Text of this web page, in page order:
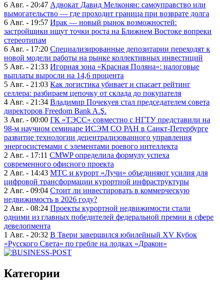
6 Авг. - 20:47 Адвокат Давид Мелконян: самоуправство или
вымогательство — где проходит граница при возврате долга
6 Авг. - 19:57 Ирак — новый рынок возможностей:
застройщики ищут точки роста на Ближнем Востоке вопреки
стереотипам
6 Авг. - 17:20 Специализированные депозитарии переходят к
новой модели работы на рынке коллективных инвестиций
5 Авг. - 21:33 Игорная зона «Красная Поляна»: налоговые
выплаты выросли на 14,6 процента
5 Авг. - 21:03 Как логистика убивает и спасает рейтинг
селлера: разбираем цепочку от склада до покупателя
4 Авг. - 21:34 Владимир Почекуев стал председателем совета
директоров Freedom Bank A.Ş.
3 Авг. - 00:00 ГК «ТЭСС» совместно с НГТУ представили на
98-м научном семинаре ИСЭМ СО РАН в Санкт-Петербурге
развитие технологии децентрализованного управления
энергосистемами с элементами роевого интеллекта
2 Авг. - 17:11 CMWP определила формулу успеха
современного офисного проекта
2 Авг. - 14:43 МТС и курорт «Лучи» объединяют усилия для
цифровой трансформации курортной инфраструктуры
2 Авг. - 09:04 Стоит ли инвестировать в коммерческую
недвижимость в 2026 году?
2 Авг. - 08:24 Проекты курортной недвижимости стали
одними из главных победителей федеральной премии в сфере
девелопмента
1 Авг. - 20:32 В Твери завершился юбилейный XV Кубок
«Русского Света» по гребле на лодках «Дракон»
Категории